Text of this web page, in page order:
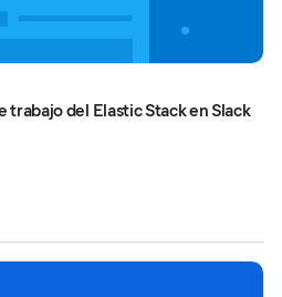
trabajo del Elastic Stack en Slack